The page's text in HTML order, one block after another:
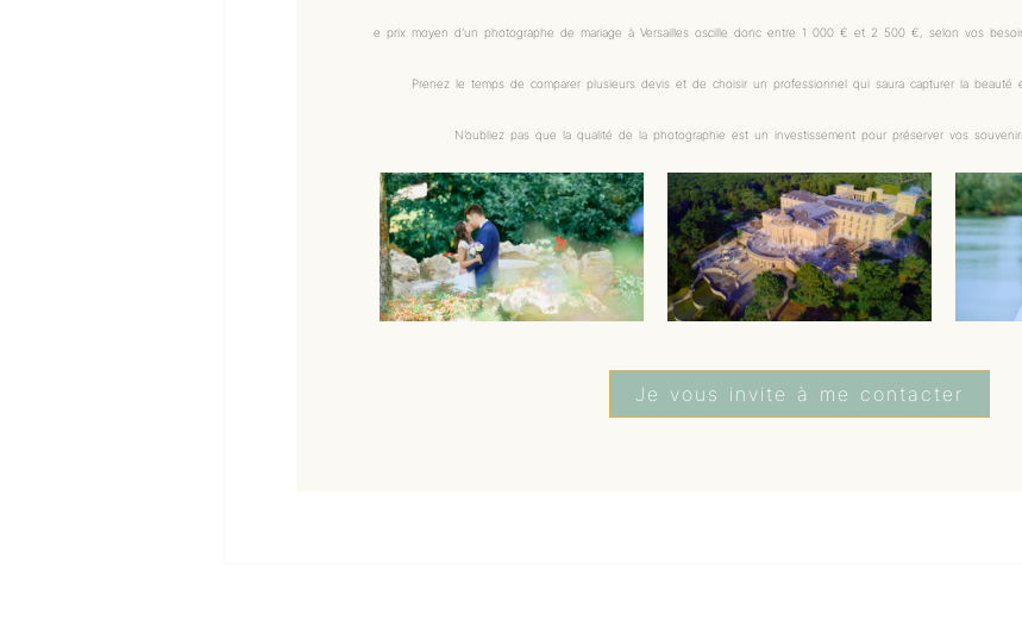
e prix moyen d’un photographe de mariage à Versailles oscille donc entre 1 000 € et 2 500 €, selon vos
Prenez le temps de comparer plusieurs devis et de choisir un professionnel qui saura capturer la beauté
N’oubliez pas que la qualité de la photographie est un investissement pour préserver vos
Je vous invite à me contacter